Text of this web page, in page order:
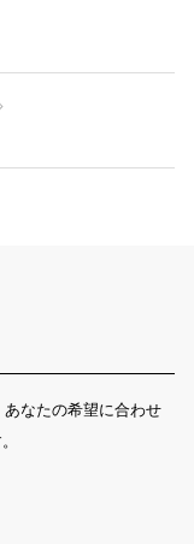
なたの希望に合わせ